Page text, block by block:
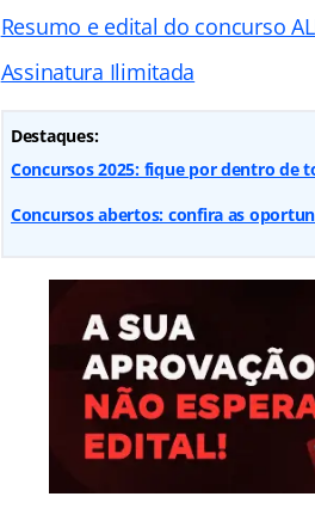
Resumo e edital do concurso
Assinatura Ilimitada
Destaques:
Concursos 2025: fique por dentro de
Concursos abertos: confira as